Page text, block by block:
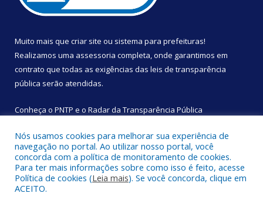
Muito mais que criar site ou sistema para prefeituras!
Realizamos uma assessoria completa, onde garantimos em
contrato que todas as exigências das leis de transparência
pública serão atendidas.
Conheça o PNTP e o Radar da Transparência Pública
Todos os direitos reservados a Câmara Municipal de São
Sebastião da Boa Vista.
Nós usamos cookies para melhorar sua experiência de
navegação no portal. Ao utilizar nosso portal, você
concorda com a política de monitoramento de cookies.
Para ter mais informações sobre como isso é feito, acesse
Política de cookies (Leia mais). Se você concorda, clique em
ACEITO.